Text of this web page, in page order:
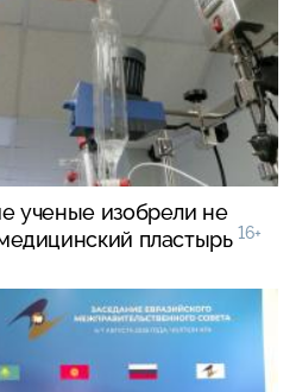
ученые изобрели не
пластырь 16+